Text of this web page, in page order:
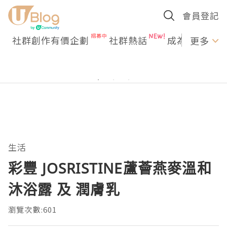
會員登記
社群創作有價企劃 社群熱話 成為U更多
生活
彩豐 JOSRISTINE蘆薈燕麥溫和
沐浴露 及 潤膚乳
瀏覽次數:601